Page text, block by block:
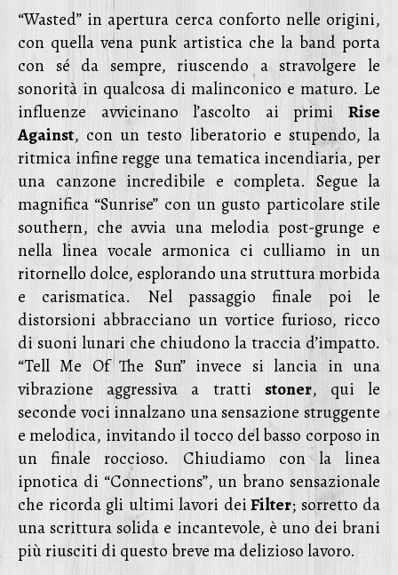
“Wasted” in apertura cerca conforto nelle origini,
con quella vena punk artistica che la band porta
con sé da sempre, riuscendo a stravolgere le
sonorità in qualcosa di malinconico e maturo. Le
influenze avvicinano l’ascolto ai primi Rise
Against, con un testo liberatorio e stupendo, la
ritmica infine regge una tematica incendiaria, per
una canzone incredibile e completa. Segue la
magnifica “Sunrise” con un gusto particolare stile
southern, che avvia una melodia post-grunge e
nella linea vocale armonica ci culliamo in un
ritornello dolce, esplorando una struttura morbida
e carismatica. Nel passaggio finale poi le
distorsioni abbracciano un vortice furioso, ricco
di suoni lunari che chiudono la traccia d’impatto.
“Tell Me Of The Sun” invece si lancia in una
vibrazione aggressiva a tratti stoner, qui le
seconde voci innalzano una sensazione struggente
e melodica, invitando il tocco del basso corposo in
un finale roccioso. Chiudiamo con la linea
ipnotica di “Connections”, un brano sensazionale
che ricorda gli ultimi lavori deiFilter; sorretto da
una scrittura solida e incantevole, è uno dei brani
più riusciti di questo breve ma delizioso lavoro.